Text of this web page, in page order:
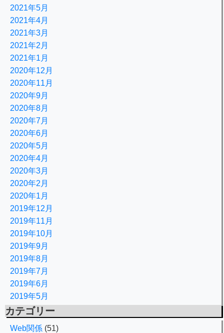
2021年5月
2021年4月
2021年3月
2021年2月
2021年1月
2020年12月
2020年11月
2020年9月
2020年8月
2020年7月
2020年6月
2020年5月
2020年4月
2020年3月
2020年2月
2020年1月
2019年12月
2019年11月
2019年10月
2019年9月
2019年8月
2019年7月
2019年6月
2019年5月
カテゴリー
Web関係 (51)